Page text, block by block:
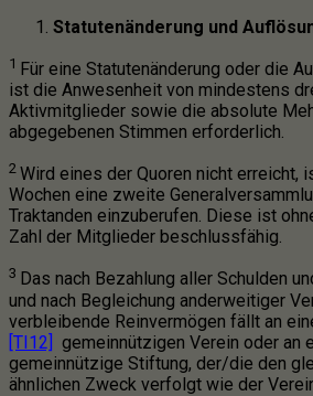
Statutenänderung und
1 Für eine Statutenänderung oder die
ist die Anwesenheit von mindestens
Aktivmitglieder sowie die absolute
abgegebenen Stimmen erforderlich.
2 Wird eines der Quoren nicht erreicht,
Wochen eine zweite
Traktanden einzuberufen. Diese ist
Zahl der Mitglieder beschlussfähig.
3 Das nach Bezahlung aller Schulden
und nach Begleichung anderweitiger
verbleibende Reinvermögen fällt an
[TI12]
gemeinnützigen Verein oder an
gemeinnützige Stiftung, der/die den
ähnlichen Zweck verfolgt wie der